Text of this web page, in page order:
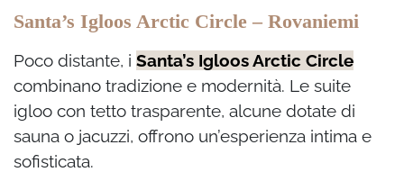
Santa’s Igloos Arctic Circle – Rovaniemi
Poco distante, i Santa’s Igloos Arctic Circle
combinano tradizione e modernità. Le suite
igloo con tetto trasparente, alcune dotate di
sauna o jacuzzi, offrono un’esperienza intima e
sofisticata.